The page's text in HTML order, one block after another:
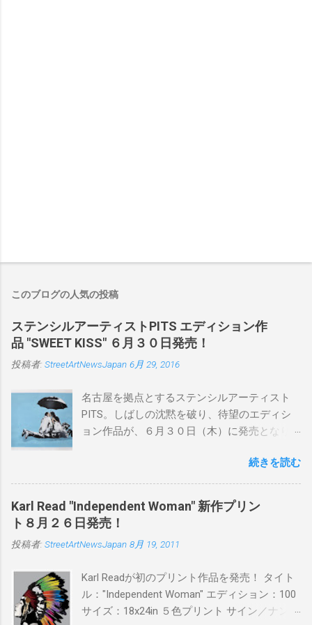
このブログの人気の投稿
ステンシルアーティストPITS エディション作
品 "SWEET KISS" ６月３０日発売！
投稿者: StreetArtNewsJapan 6月 29, 2016
名古屋を拠点とするステンシルアーティスト
PITS。しばしの沈黙を破り、待望のエディシ
ョン作品が、６月３０日（木）に発売となり
品に落とし込むスタイルは今作でも健在。(
PITSの過去記事はこちらから ) 発売日：6月30
日(木)19時 タイトル：SWEET KISS カラー：
BLUE/MINT GREEN/PINK/YELLOW エディショ
ン：各色５ サイズ：800mm × 550mm 価格：
¥16,000(¥17,280) 購入は、 こちら から
続きを読む
Karl Read "Independent Woman" 新作プリン
ト８月２６日発売！
投稿者: StreetArtNewsJapan 8月 19, 2011
Karl Readが初のプリント作品を発売！ タイト
ル："Independent Woman" エディション：100
サイズ：18x24in ５色プリント サイン／ナンバ